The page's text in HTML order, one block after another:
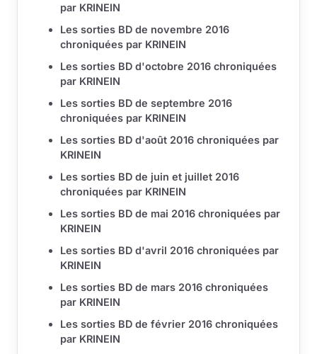
par KRINEIN
Les sorties BD de novembre 2016
chroniquées par KRINEIN
Les sorties BD d'octobre 2016 chroniquées
par KRINEIN
Les sorties BD de septembre 2016
chroniquées par KRINEIN
Les sorties BD d'août 2016 chroniquées par
KRINEIN
Les sorties BD de juin et juillet 2016
chroniquées par KRINEIN
Les sorties BD de mai 2016 chroniquées par
KRINEIN
Les sorties BD d'avril 2016 chroniquées par
KRINEIN
Les sorties BD de mars 2016 chroniquées
par KRINEIN
Les sorties BD de février 2016 chroniquées
par KRINEIN